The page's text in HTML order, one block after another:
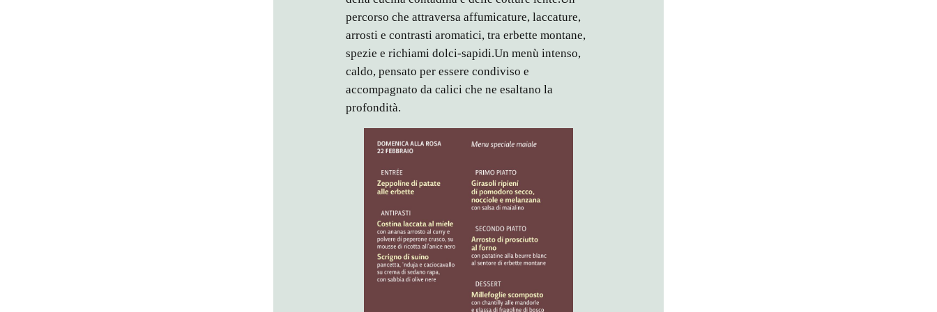
percorso che attraversa affumicature, laccature,
arrosti e contrasti aromatici, tra erbette montane,
spezie e richiami dolci-sapidi.Un menù intenso,
caldo, pensato per essere condiviso e
accompagnato da calici che ne esaltano la
profondità.